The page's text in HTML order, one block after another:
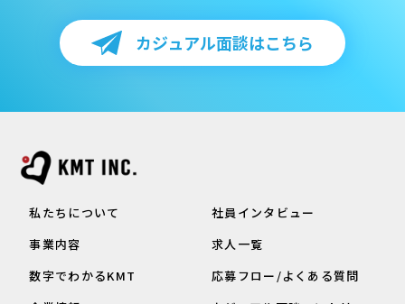
カジュアル面談はこちら
私たちについて
事業内容
数字でわかるKMT
社員インタビュー
求人一覧
応募フロー/よくある質問